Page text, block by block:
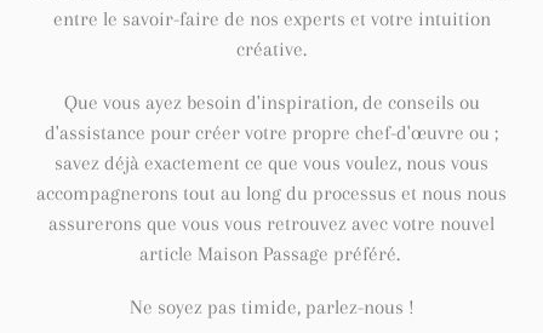
l
t
i
o
entre le savoir-faire de nos experts et votre intuition
créative.
Que vous ayez besoin d'inspiration, de conseils ou
d'assistance pour créer votre propre chef-d'œuvre ou ;
savez déjà exactement ce que vous voulez, nous vous
accompagnerons tout au long du processus et nous nous
assurerons que vous vous retrouvez avec votre nouvel
article Maison Passage préféré.
Ne soyez pas timide, parlez-nous !